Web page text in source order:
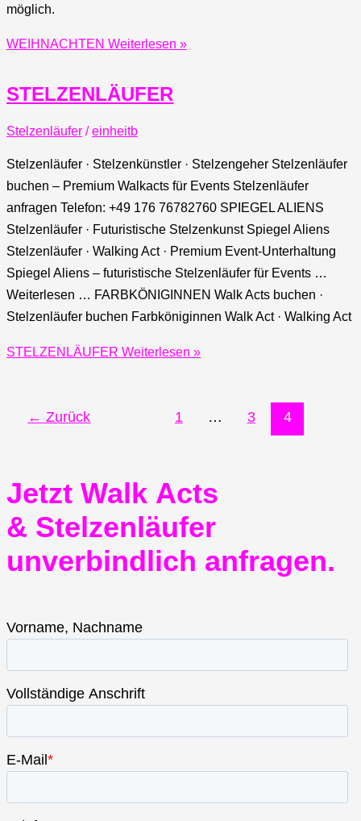
möglich.
WEIHNACHTEN Weiterlesen »
STELZENLÄUFER
Stelzenläufer /einheitb
Stelzenläufer · Stelzenkünstler · Stelzengeher Stelzenläufer
buchen – Premium Walkacts für Events Stelzenläufer
anfragen Telefon: +49 176 76782760 SPIEGEL ALIENS
Stelzenläufer · Futuristische Stelzenkunst Spiegel Aliens
Stelzenläufer · Walking Act · Premium Event-Unterhaltung
Spiegel Aliens – futuristische Stelzenläufer für Events …
Weiterlesen … FARBKÖNIGINNEN Walk Acts buchen ·
Stelzenläufer buchen Farbköniginnen Walk Act · Walking Act
STELZENLÄUFER Weiterlesen »
← Zurück 1 … 3 4